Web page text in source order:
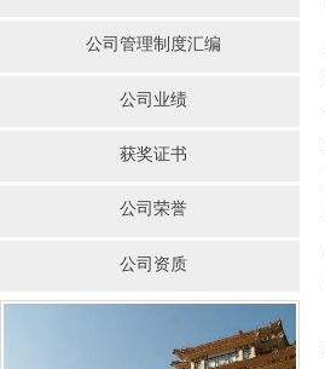
公司管理制度汇编
公司业绩
获奖证书
公司荣誉
公司资质